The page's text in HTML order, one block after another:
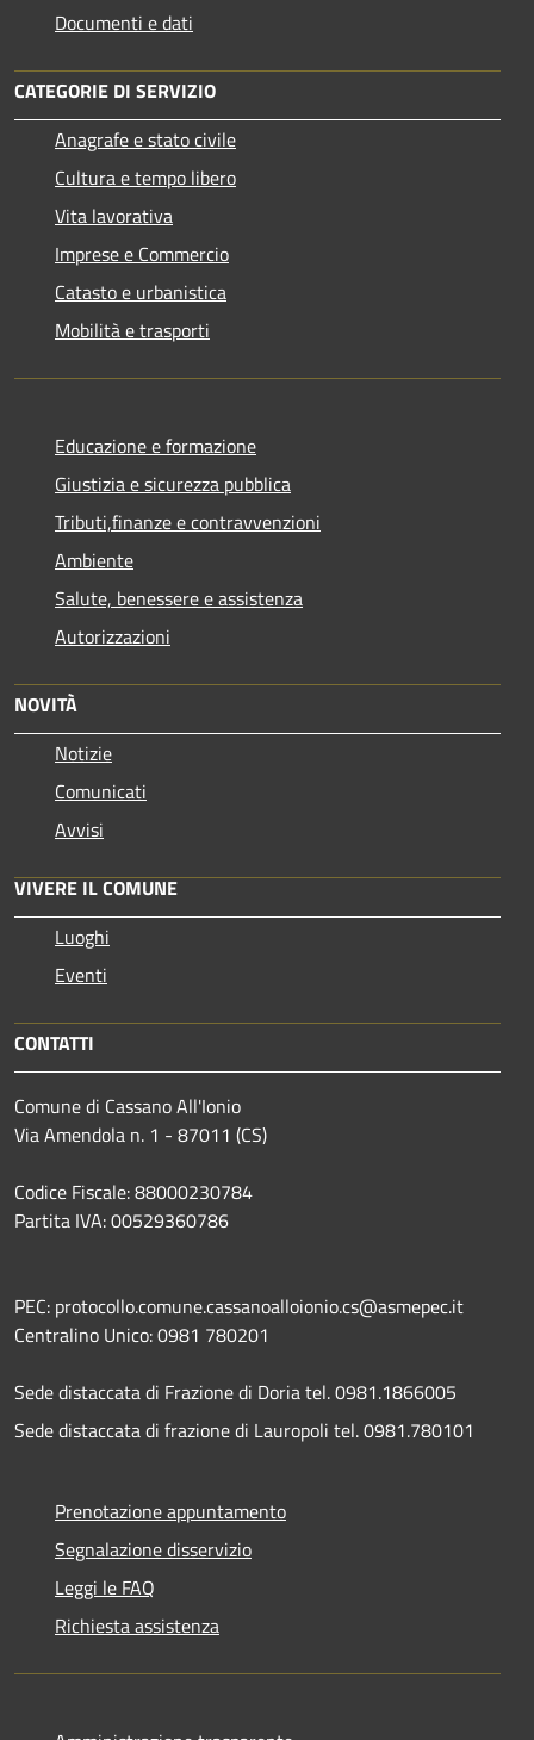
Documenti e dati
CATEGORIE DI SERVIZIO
Anagrafe e stato civile
Cultura e tempo libero
Vita lavorativa
Imprese e Commercio
Catasto e urbanistica
Mobilità e trasporti
Educazione e formazione
Giustizia e sicurezza pubblica
Tributi,finanze e contravvenzioni
Ambiente
Salute, benessere e assistenza
Autorizzazioni
NOVITÀ
Notizie
Comunicati
Avvisi
VIVERE IL COMUNE
Luoghi
Eventi
CONTATTI
Comune di Cassano All'Ionio
Via Amendola n. 1 - 87011 (CS)
Codice Fiscale: 88000230784
Partita IVA: 00529360786
PEC: protocollo.comune.cassanoalloionio.cs@asmepec.it
Centralino Unico: 0981 780201
Sede distaccata di Frazione di Doria tel. 0981.1866005
Sede distaccata di frazione di Lauropoli tel. 0981.780101
Prenotazione appuntamento
Segnalazione disservizio
Leggi le FAQ
Richiesta assistenza